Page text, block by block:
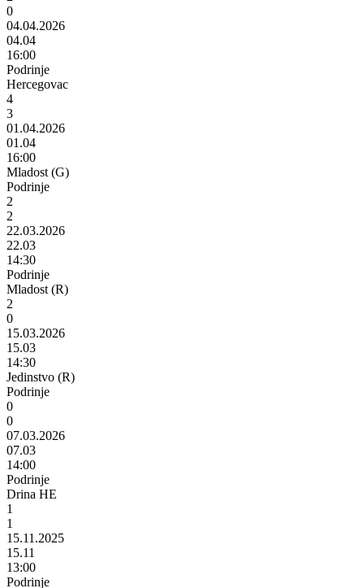
0
04.04.2026
04.04
16:00
Podrinje
Hercegovac
4
3
01.04.2026
01.04
16:00
Mladost (G)
Podrinje
2
2
22.03.2026
22.03
14:30
Podrinje
Mladost (R)
2
0
15.03.2026
15.03
14:30
Jedinstvo (R)
Podrinje
0
0
07.03.2026
07.03
14:00
Podrinje
Drina HE
1
1
15.11.2025
15.11
13:00
Podrinje